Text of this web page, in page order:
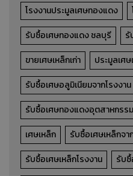
โรงงานประมูลเศษทองแดง
รับซื้อเศษทองแดง ชลบุรี
รั
ขายเศษเหล็กเก่า
ประมูลเศษ
รับซื้อเศษอลูมิเนียมจากโรงงาน
รับซื้อเศษทองแดงอุตสาหกรรม
เศษเหล็ก
รับซื้อเศษเหล็กจ
รับซื้อเศษเหล็กโรงงาน
รับ